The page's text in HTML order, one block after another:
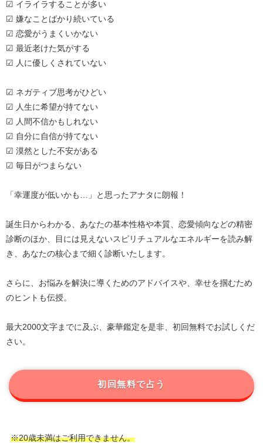
☑ イライラすることが多い
☑ 嫌なことばかり続いている
☑ 恋愛がうまくいかない
☑ 最近老けた気がする
☑ 人に優しくされていない
☑ ネガティブ思考がひどい
☑ 人生に希望が持てない
☑ 人間不信かもしれない
☑ 自分に自信が持てない
☑ 漠然とした不安がある
☑ 毎日がつまらない
「幸運度が低いかも…」と思ったアナタに朗報！
誕生日からわかる、あなたの基本性格や本質、恋愛傾向などの精密
診断のほか、目には見えないスピリチュアルなエネルギーを読み解
き、あなたの核心まで細く診断いたします。
さらに、お悩みを解決に導くためのアドバイスや、幸せを掴むため
のヒントも伝授。
最大2000文字までに及ぶ、豪華鑑定を是非、初回無料でお試しくだ
さい。
初回無料で占う
※20歳未満はご利用できません。